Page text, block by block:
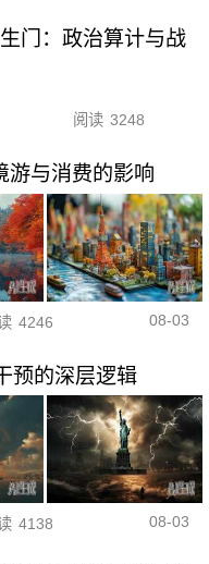
门：政治算计与战
阅读 3248
游与消费的影响
4246 08-03
预的深层逻辑
4138 08-03